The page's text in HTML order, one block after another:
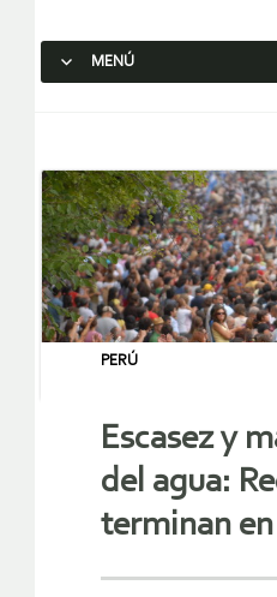
MENÚ
PERÚ
Escasez y
del agua:
terminan